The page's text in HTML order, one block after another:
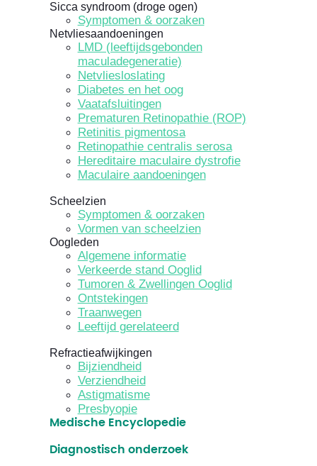
Sicca syndroom (droge ogen)
Symptomen & oorzaken
Netvliesaandoeningen
LMD (leeftijdsgebonden
maculadegeneratie)
Netvliesloslating
Diabetes en het oog
Vaatafsluitingen
Prematuren Retinopathie (ROP)
Retinitis pigmentosa
Retinopathie centralis serosa
Hereditaire maculaire dystrofie
Maculaire aandoeningen
Scheelzien
Symptomen & oorzaken
Vormen van scheelzien
Oogleden
Algemene informatie
Verkeerde stand Ooglid
Tumoren & Zwellingen Ooglid
Ontstekingen
Traanwegen
Leeftijd gerelateerd
Refractieafwijkingen
Bijziendheid
Verziendheid
Astigmatisme
Presbyopie
Medische Encyclopedie
Diagnostisch onderzoek